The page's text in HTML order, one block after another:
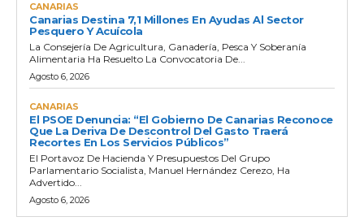
CANARIAS
Canarias Destina 7,1 Millones En Ayudas Al Sector
Pesquero Y Acuícola
La Consejería De Agricultura, Ganadería, Pesca Y Soberanía
Alimentaria Ha Resuelto La Convocatoria De...
Agosto 6, 2026
CANARIAS
El PSOE Denuncia: “El Gobierno De Canarias Reconoce
Que La Deriva De Descontrol Del Gasto Traerá
Recortes En Los Servicios Públicos”
El Portavoz De Hacienda Y Presupuestos Del Grupo
Parlamentario Socialista, Manuel Hernández Cerezo, Ha
Advertido...
Agosto 6, 2026